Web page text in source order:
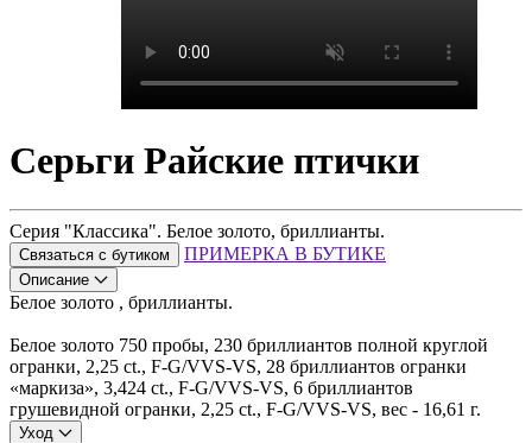
Серьги Райские птички
Серия "Классика". Белое золото, бриллианты.
Связаться с бутиком ПРИМЕРКА В БУТИКЕ
Описание
Белое золото , бриллианты.
Белое золото 750 пробы, 230 бриллиантов полной круглой
огранки, 2,25 ct., F-G/VVS-VS, 28 бриллиантов огранки
«маркиза», 3,424 ct., F-G/VVS-VS, 6 бриллиантов
грушевидной огранки, 2,25 ct., F-G/VVS-VS, вес - 16,61 г.
Уход